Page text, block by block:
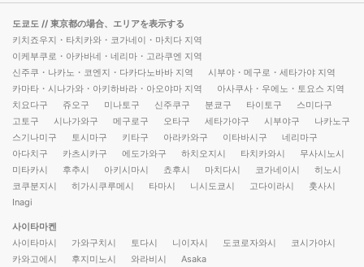
도쿄도 // 東京都の場合、エリアを表示する
키치죠우지・타치카와・코가네이・마치다 지역
이케부쿠로・아카바네・네리마・고라쿠엔 지역
신주쿠・나카노・코엔지・다카다노바바 지역
시부야・메구로・세타가야 지역
카마타・시나가와・아키하바라・아오야마 지역
아사쿠사・우에노・토요스 지역
치요다구
쥬오구 미나토구 신주쿠구 분쿄구 타이토구
스미다구
고토구
시나가와구 메구로구 오타구 세타가야구 시부야구
나카노구
스기나미구
토시마구 키타구 아라카와구 이타바시구
네리마구
아다치구
카츠시카구 에도가와구 하치오지시 타치카와시
무사시노시
미타카시
후추시 아키시마시 쵸후시 마치다시 코가네이시
히노시
코쿠분지시
히가시쿠루메시 타마시 니시도쿄시 고다이라시
훗사시
Inagi
사이타마켄
사이타마시
가와구치시 토다시 니이자시 도코로자와시
코시가야시
카와고에시
후지미노시 와라비시 Asaka